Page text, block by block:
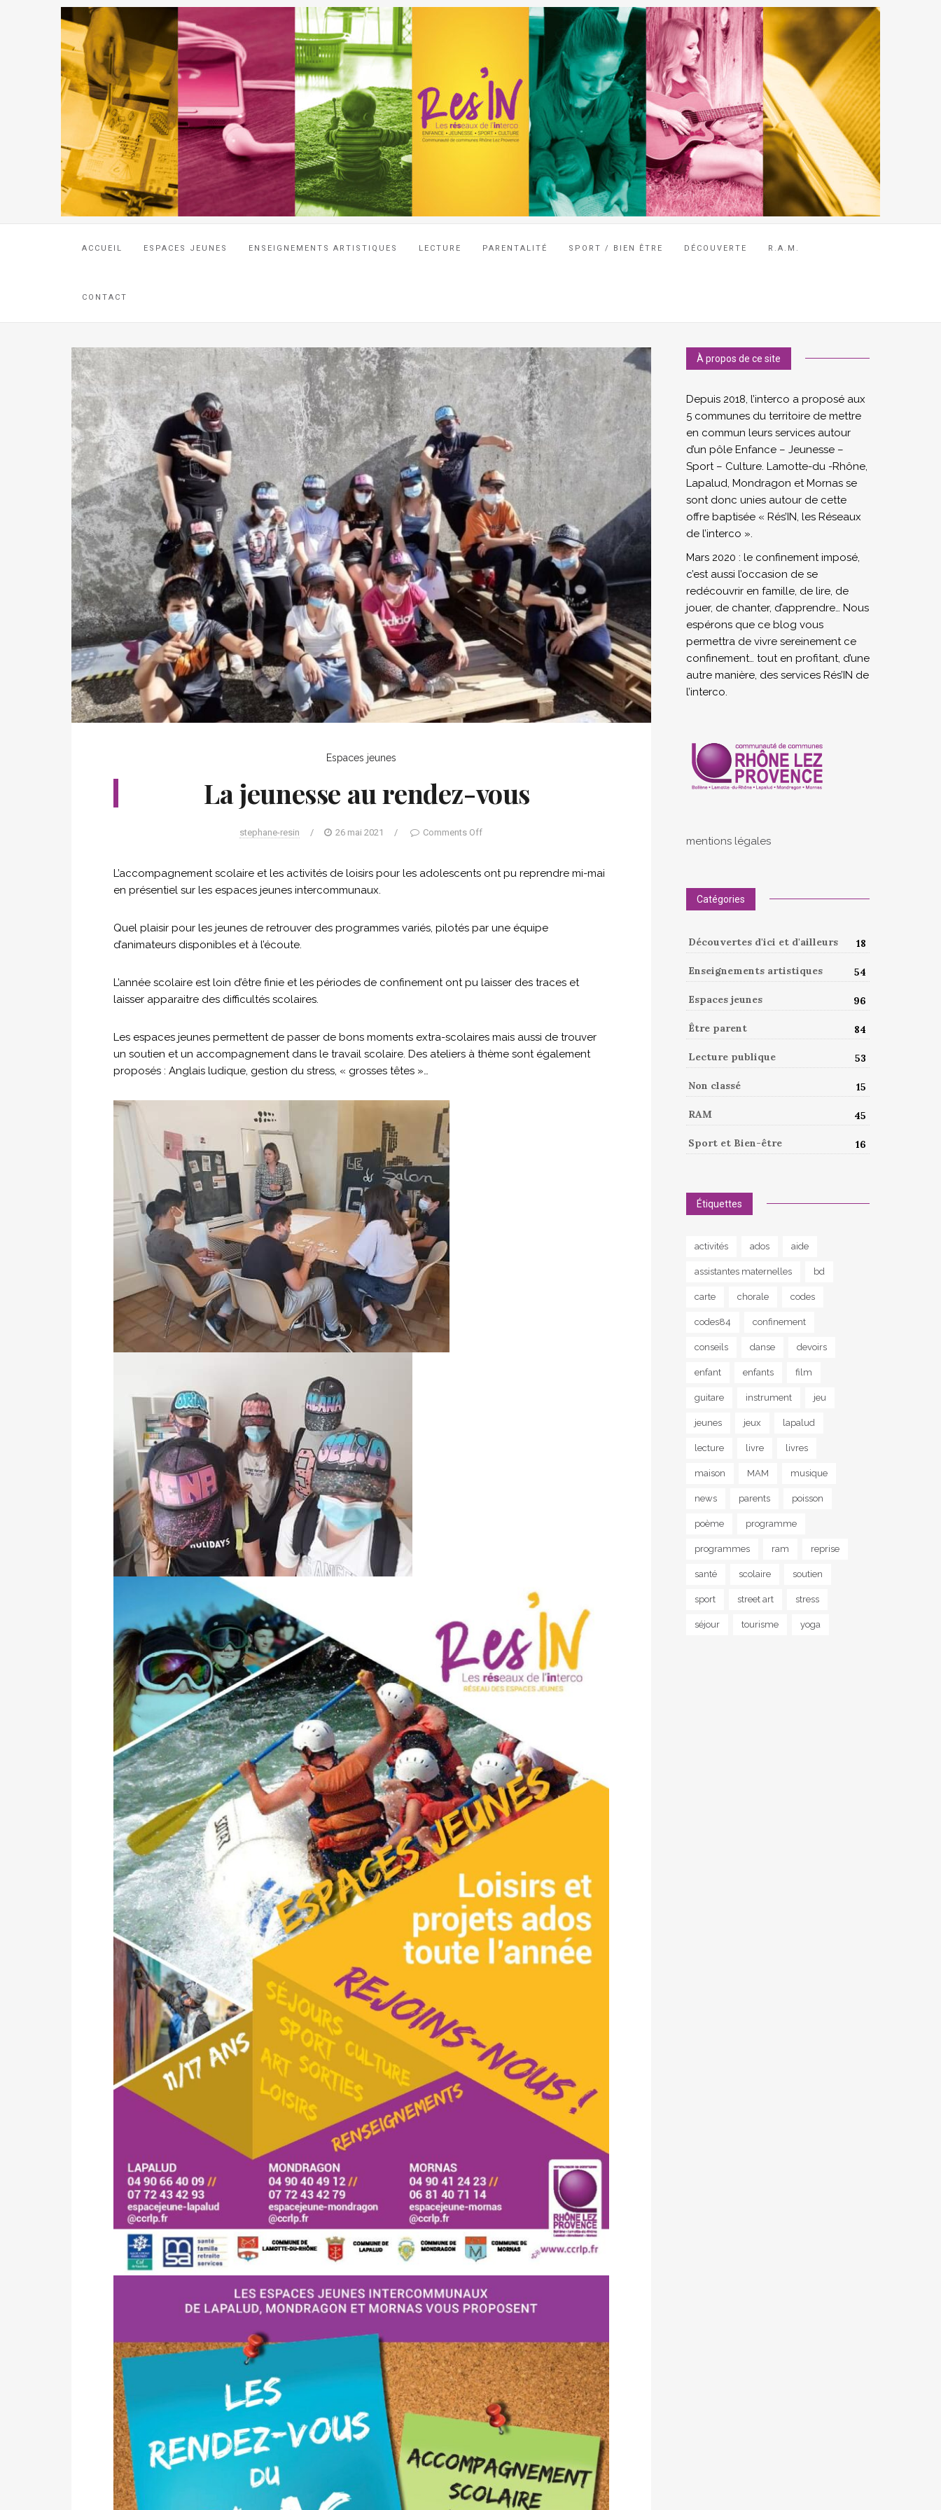
ACCUEIL ESPACES JEUNES ENSEIGNEMENTS ARTISTIQUES LECTURE PARENTALITÉ SPORT / BIEN ÊTRE DÉCOUVERTE R.A.M.
CONTACT
Espaces jeunes
La jeunesse au rendez-vous
stephane-resin / 26 mai 2021 / Comments Off
L’accompagnement scolaire et les activités de loisirs pour les adolescents ont pu reprendre mi-mai
en présentiel sur les espaces jeunes intercommunaux.
Quel plaisir pour les jeunes de retrouver des programmes variés, pilotés par une équipe
d’animateurs disponibles et à l’écoute.
L’année scolaire est loin d’être finie et les périodes de confinement ont pu laisser des traces et
laisser apparaitre des difficultés scolaires.
Les espaces jeunes permettent de passer de bons moments extra-scolaires mais aussi de trouver
un soutien et un accompagnement dans le travail scolaire. Des ateliers à thème sont également
proposés : Anglais ludique, gestion du stress, « grosses têtes »…
À propos de ce site
Depuis 2018, l’interco a proposé aux
5 communes du territoire de mettre
en commun leurs services autour
d’un pôle Enfance – Jeunesse –
Sport – Culture. Lamotte-du -Rhône,
Lapalud, Mondragon et Mornas se
sont donc unies autour de cette
offre baptisée « Rés’IN, les Réseaux
de l’interco ».
Mars 2020 : le confinement imposé,
c’est aussi l’occasion de se
redécouvrir en famille, de lire, de
jouer, de chanter, d’apprendre… Nous
espérons que ce blog vous
permettra de vivre sereinement ce
confinement… tout en profitant, d’une
autre manière, des services Rés’IN de
l’interco.
mentions légales
Catégories
Découvertes d'ici et d'ailleurs 18
Enseignements artistiques 54
Espaces jeunes 96
Être parent 84
Lecture publique 53
Non classé 15
RAM 45
Sport et Bien-être 16
Étiquettes
activités ados aide
assistantes maternelles bd
carte chorale codes
codes84 confinement
conseils danse devoirs
enfant enfants film
guitare instrument jeu
jeunes jeux lapalud
lecture livre livres
maison MAM musique
news parents poisson
poème programme
programmes ram reprise
santé scolaire soutien
sport street art stress
séjour tourisme yoga